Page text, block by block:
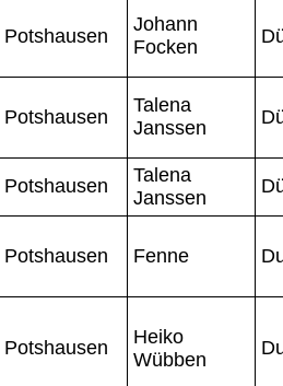
Potshausen
Johann
Focken
Potshausen
Talena
Janssen
Potshausen
Talena
Janssen
Potshausen Fenne
Potshausen
Heiko
Wübben